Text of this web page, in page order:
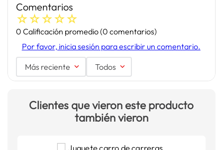
Comentarios
☆☆☆☆☆
0 Calificación promedio(0 comentarios)
Por favor, inicia sesión para escribir un comentario.
Más reciente Todos
Clientes que vieron este producto
también vieron